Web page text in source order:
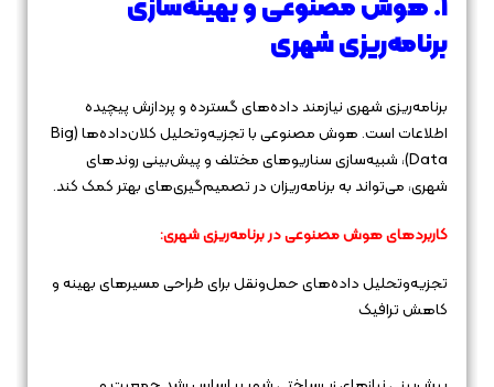
۱. هوش مصنوعی و بهینه‌سازی
برنامه‌ریزی شهری
برنامه‌ریزی شهری نیازمند داده‌های گسترده و پردازش پیچیده
اطلاعات است. هوش مصنوعی با تجزیه‌وتحلیل کلان‌داده‌ها (Big
Data)، شبیه‌سازی سناریوهای مختلف و پیش‌بینی روندهای
شهری، می‌تواند به برنامه‌ریزان در تصمیم‌گیری‌های بهتر کمک کند.
کاربردهای هوش مصنوعی در برنامه‌ریزی شهری:
تجزیه‌وتحلیل داده‌های حمل‌ونقل برای طراحی مسیرهای بهینه و
کاهش ترافیک